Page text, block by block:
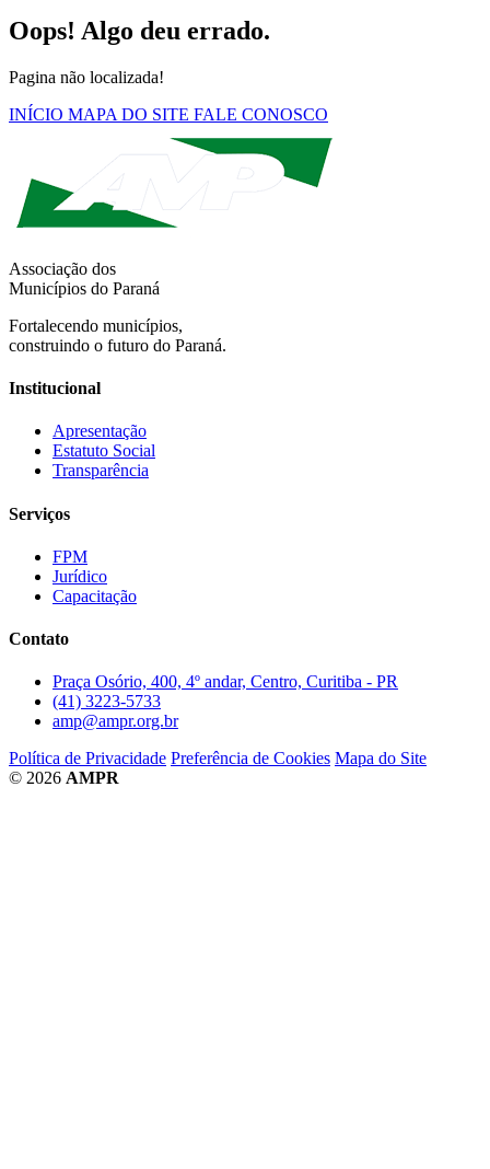
Oops! Algo deu errado.
Pagina não localizada!
INÍCIO MAPA DO SITE FALE CONOSCO
Associação dos
Municípios do Paraná
Fortalecendo municípios,
construindo o futuro do Paraná.
Institucional
Apresentação
Estatuto Social
Transparência
Serviços
FPM
Jurídico
Capacitação
Contato
Praça Osório, 400, 4º andar, Centro, Curitiba - PR
(41) 3223-5733
amp@ampr.org.br
Política de Privacidade Preferência de Cookies Mapa do Site
© 2026 AMPR